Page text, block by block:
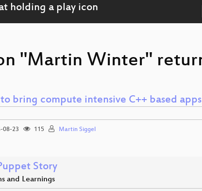
"Martin Winter"
bring compute intensive C++ based
08-23 115 Martin Siggel
Story
and Learnings